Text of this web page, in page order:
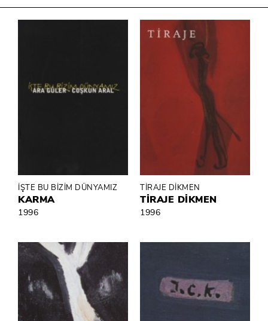
İŞTE BU BİZİM DÜNYAMIZ
KARMA
1996
TİRAJE DİKMEN
TİRAJE DİKMEN
1996